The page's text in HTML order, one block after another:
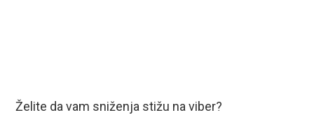
Želite da vam sniženja stižu na viber?